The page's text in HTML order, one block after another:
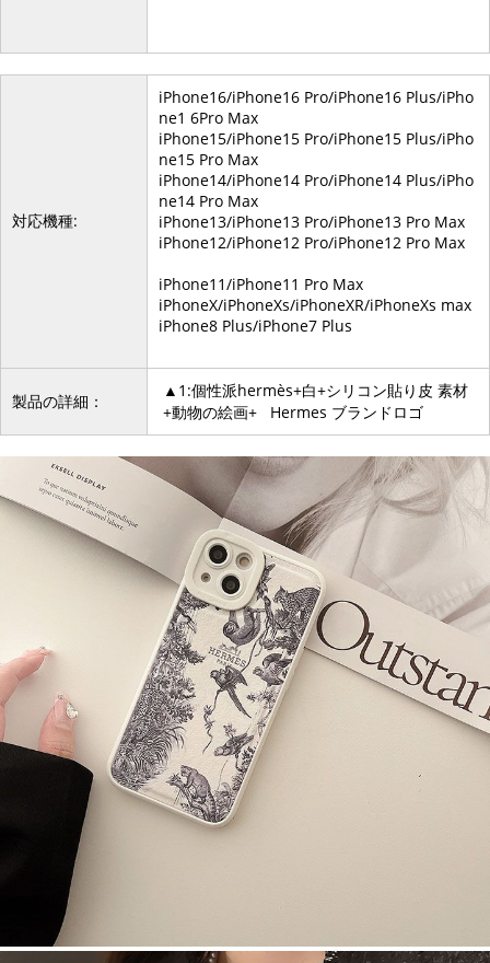
対応機種:
iPhone16/iPhone16 Pro/iPhone16 Plus/iPho
ne1 6Pro Max
iPhone15/iPhone15 Pro/iPhone15 Plus/iPho
ne15 Pro Max
iPhone14/iPhone14 Pro/iPhone14 Plus/iPho
ne14 Pro Max
iPhone13/iPhone13 Pro/iPhone13 Pro Max
iPhone12/iPhone12 Pro/iPhone12 Pro Max
iPhone11/iPhone11 Pro Max
iPhoneX/iPhoneXs/iPhoneXR/iPhoneXs max
iPhone8 Plus/iPhone7 Plus
製品の詳細：
▲1:個性派hermès+白+シリコン貼り皮 素材
+動物の絵画+ Hermes ブランドロゴ